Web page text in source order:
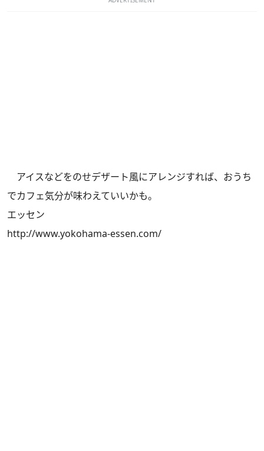
アイスなどをのせデザート風にアレンジすれば、おうち
でカフェ気分が味わえていいかも。
エッセン
http://www.yokohama-essen.com/